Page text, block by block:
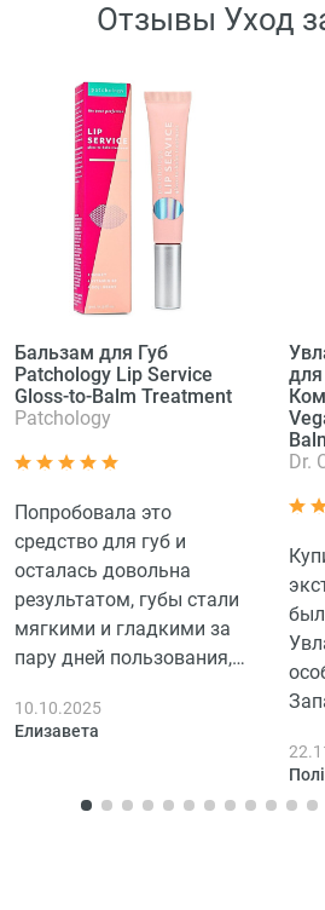
Отзывы Уход
Бальзам для Губ
Patchology Lip Service
Gloss-to-Balm Treatment
Patchology
Попробовала это
средство для губ и
осталась довольна
результатом, губы стали
мягкими и гладкими за
пару дней пользования,
10.10.2025
Елизавета
Dr.